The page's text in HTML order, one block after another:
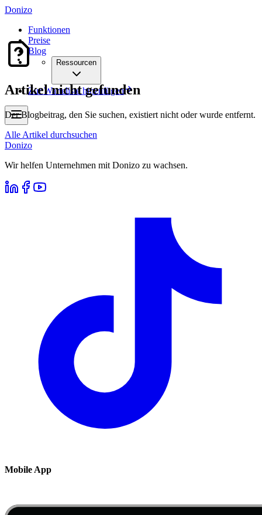
Donizo
Funktionen
Preise
Blog
Ressourcen
Zur Warteliste hinzufügen
Artikel nicht gefunden
Der Blogbeitrag, den Sie suchen, existiert nicht oder wurde entfernt.
Alle Artikel durchsuchen
Donizo
Wir helfen Unternehmen mit Donizo zu wachsen.
Mobile App